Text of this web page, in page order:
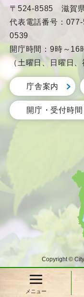
メニュー
〒524-8585 滋賀
代表電話番号：
0539
開庁時間：9時～16
（土曜日、日曜日
庁舎案内
開庁・受付時間
Copyright ©